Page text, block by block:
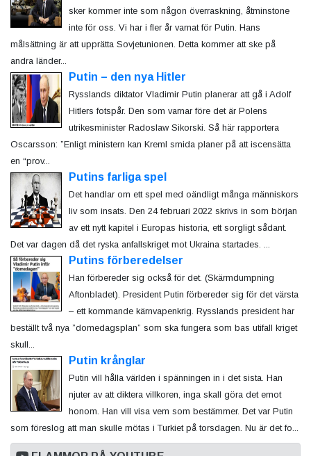
sker kommer inte som någon överraskning, åtminstone
inte för oss. Vi har i fler år varnat för Putin. Hans
målsättning är att upprätta Sovjetunionen. Detta kommer att ske på
andra länder...
Putin – den nya Hitler
Rysslands diktator Vladimir Putin planerar att gå i Adolf
Hitlers fotspår. Den som varnar före det är Polens
utrikesminister Radoslaw Sikorski. Så här rapportera
Oscarsson: ”Enligt ministern kan Kreml smida planer på att iscensätta
en “prov...
Putins farliga spel
Det handlar om ett spel med oändligt många människors
liv som insats. Den 24 februari 2022 skrivs in som början
av ett nytt kapitel i Europas historia, ett sorgligt sådant.
Det var dagen då det ryska anfallskriget mot Ukraina startades. ...
Putins förberedelser
Han förbereder sig också för det. (Skärmdumpning
Aftonbladet). President Putin förbereder sig för det värsta
– ett kommande kärnvapenkrig. Rysslands president har
beställt två nya ”domedagsplan” som ska fungera som bas utifall kriget
skull...
Putin krånglar
Putin vill hålla världen i spänningen in i det sista. Han
njuter av att diktera villkoren, inga skall göra det emot
honom. Han vill visa vem som bestämmer. Det var Putin
som föreslog att man skulle mötas i Turkiet på torsdagen. Nu är det fo...